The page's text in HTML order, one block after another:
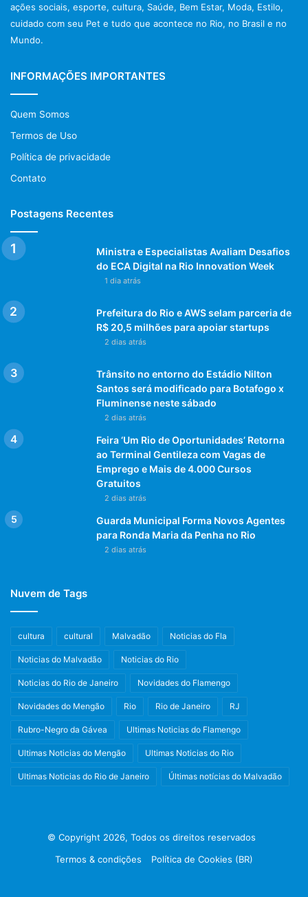
ações sociais, esporte, cultura, Saúde, Bem Estar, Moda, Estilo,
cuidado com seu Pet e tudo que acontece no Rio, no Brasil e no
Mundo.
INFORMAÇÕES IMPORTANTES
Quem Somos
Termos de Uso
Política de privacidade
Contato
Postagens Recentes
Ministra e Especialistas Avaliam Desafios
do ECA Digital na Rio Innovation Week
1 dia atrás
Prefeitura do Rio e AWS selam parceria de
R$ 20,5 milhões para apoiar startups
2 dias atrás
Trânsito no entorno do Estádio Nilton
Santos será modificado para Botafogo x
Fluminense neste sábado
2 dias atrás
Feira ‘Um Rio de Oportunidades’ Retorna
ao Terminal Gentileza com Vagas de
Emprego e Mais de 4.000 Cursos
Gratuitos
2 dias atrás
Guarda Municipal Forma Novos Agentes
para Ronda Maria da Penha no Rio
2 dias atrás
Nuvem de Tags
cultura cultural Malvadão Noticias do Fla
Noticias do Malvadão Noticias do Rio
Noticias do Rio de Janeiro Novidades do Flamengo
Novidades do Mengão Rio Rio de Janeiro RJ
Rubro-Negro da Gávea Ultimas Noticias do Flamengo
Ultimas Noticias do Mengão Ultimas Noticias do Rio
Ultimas Noticias do Rio de Janeiro Últimas notícias do Malvadão
© Copyright 2026, Todos os direitos reservados
Termos & condições
Política de Cookies (BR)